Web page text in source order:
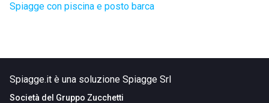
Spiagge con piscina e posto barca
Spiagge.it è una soluzione Spiagge Srl
Società del Gruppo Zucchetti